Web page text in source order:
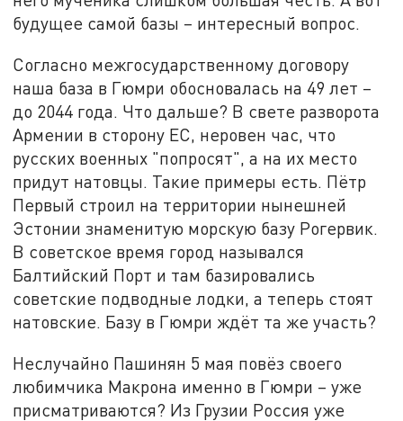
будущее самой базы – интересный вопрос.
Согласно межгосударственному договору
наша база в Гюмри обосновалась на 49 лет –
до 2044 года. Что дальше? В свете разворота
Армении в сторону ЕС, неровен час, что
русских военных "попросят", а на их место
придут натовцы. Такие примеры есть. Пётр
Первый строил на территории нынешней
Эстонии знаменитую морскую базу Рогервик.
В советское время город назывался
Балтийский Порт и там базировались
советские подводные лодки, а теперь стоят
натовские. Базу в Гюмри ждёт та же участь?
Неслучайно Пашинян 5 мая повёз своего
любимчика Макрона именно в Гюмри – уже
присматриваются? Из Грузии Россия уже